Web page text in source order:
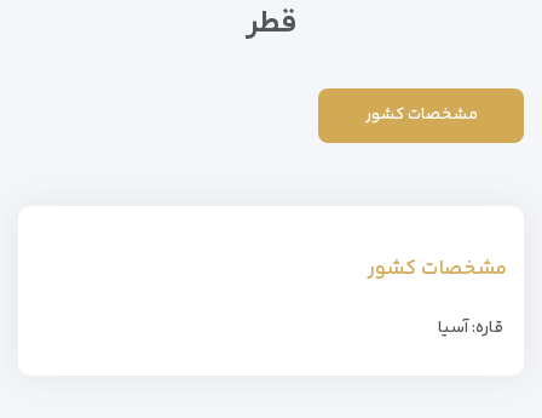
قطر
مشخصات کشور
مشخصات کشور
قاره: آسیا